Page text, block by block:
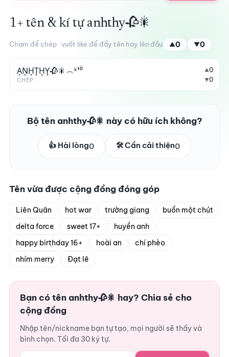
1+ tên & kí tự anhthy🥀🎇
Chạm để chép · vuốt like để đẩy tên hay lên đầu ▲0 ▼0
A̝N̝H̝T̝H̝Y̝🥀🎇︵ᵏ¹⁰
CHÉP
▲0
▼0
Bộ tên anhthy🥀🎇 này có hữu ích không?
👍 Hài lòng0 🛠️ Cần cải thiện0
Tên vừa được cộng đồng đóng góp
Liên Quân hot war trường giang
buồn một chút
delta force
sweet 17+
huyền anh
happy birthday 16+
hoài an
chí phèo
nhím merry
Đạt lê
Bạn có tên anhthy🥀🎇 hay? Chia sẻ cho
cộng đồng
Nhập tên/nickname bạn tự tạo, mọi người sẽ thấy và
bình chọn. Tối đa 30 ký tự.